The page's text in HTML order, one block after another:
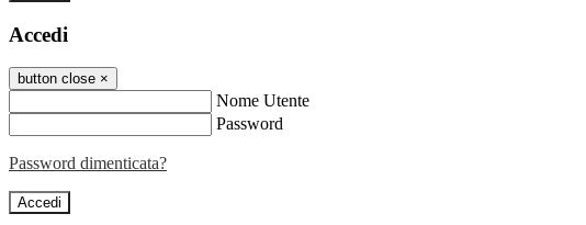
Accedi
button close ×
Nome Utente
Password
Password dimenticata?